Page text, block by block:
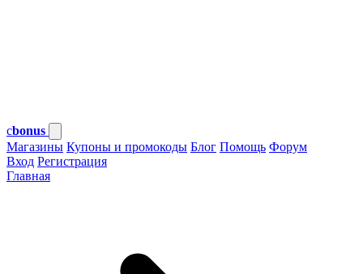
cbonus
Магазины Купоны и промокоды Блог Помощь Форум
Вход Регистрация
Главная